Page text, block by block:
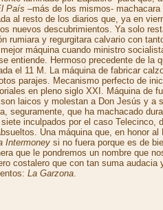
País –más de los mismos-
al resto de los diarios que, ya en
nuevos descubrimientos. Ya solo
rumiara y regurgitara calvario con
máquina cuando ministro
entiende. Hermoso precedente de la
el 11 M. La máquina de fabricar
parajes. Mecanismo perfecto de
en pleno siglo XXI. Máquina de
laicos y molestan a Don Jesús y a
seguramente, que ha machacado
inculpados por el caso Telecinco,
Una máquina que, en honor
Intermoney si no fuera porque es de
que le pondremos un nombre que
costalero que con tan suma audacia
La Garzona.